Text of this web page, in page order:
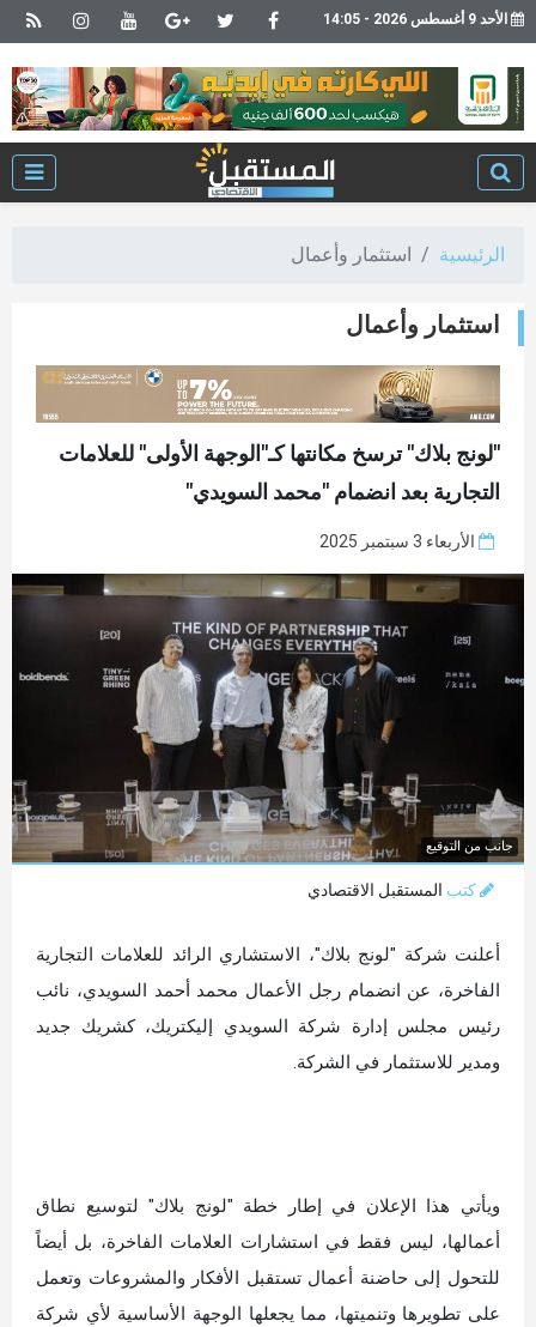
الأحد 9 أغسطس 2026 - 14:05
الرئيسية استثمار وأعمال
استثمار وأعمال
"لونج بلاك" ترسخ مكانتها كـ"الوجهة الأولى" للعلامات
التجارية بعد انضمام "محمد السويدي"
الأربعاء 3 سبتمبر 2025
جانب من التوقيع
كتب المستقبل الاقتصادي
أعلنت شركة "لونج بلاك"، الاستشاري الرائد للعلامات التجارية
الفاخرة، عن انضمام رجل الأعمال محمد أحمد السويدي، نائب
رئيس مجلس إدارة شركة السويدي إليكتريك، كشريك جديد
ومدير للاستثمار في الشركة.
ويأتي هذا الإعلان في إطار خطة "لونج بلاك" لتوسيع نطاق
أعمالها، ليس فقط في استشارات العلامات الفاخرة، بل أيضاً
للتحول إلى حاضنة أعمال تستقبل الأفكار والمشروعات وتعمل
على تطويرها وتنميتها، مما يجعلها الوجهة الأساسية لأي شركة